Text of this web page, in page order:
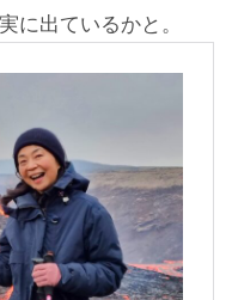
に出ているかと。